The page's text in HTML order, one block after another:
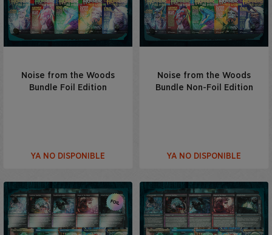
Noise from the Woods
Bundle Foil Edition
YA NO DISPONIBLE
Noise from the Woods
Bundle Non-Foil Edition
YA NO DISPONIBLE